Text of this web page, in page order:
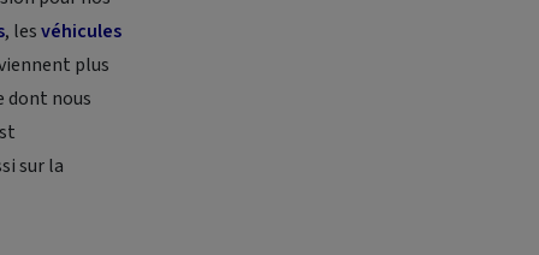
, lesvéhicules
plus
dont nous
sur la